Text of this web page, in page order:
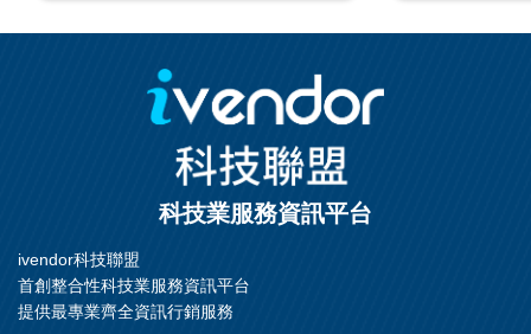
科技業服務資訊平台
ivendor科技聯盟
首創整合性科技業服務資訊平台
提供最專業齊全資訊行銷服務